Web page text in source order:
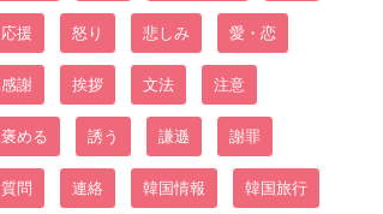
応援 怒り 悲しみ 愛・恋
感謝 挨拶 文法 注意
褒める 誘う 謙遜 謝罪
質問 連絡 韓国情報 韓国旅行